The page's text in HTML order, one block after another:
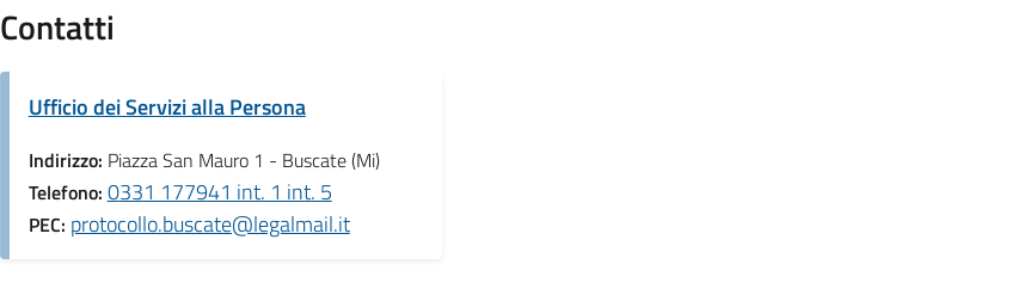
Contatti
Ufficio dei Servizi alla Persona
Indirizzo: Piazza San Mauro 1 - Buscate (Mi)
Telefono:0331 177941 int. 1 int. 5
PEC: protocollo.buscate@legalmail.it